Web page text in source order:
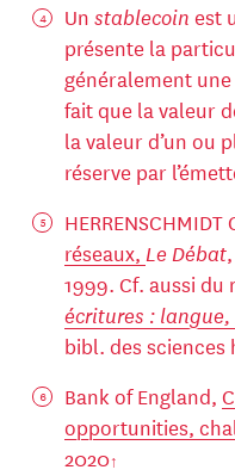
Un stablecoin est
présente la
généralement
fait que la valeur
la valeur d’un ou
réserve par
HERRENSCHMIDT
réseaux, Le Débat
1999. Cf. aussi du
écritures :
bibl. des sciences
Bank of England,
opportunities,
2020